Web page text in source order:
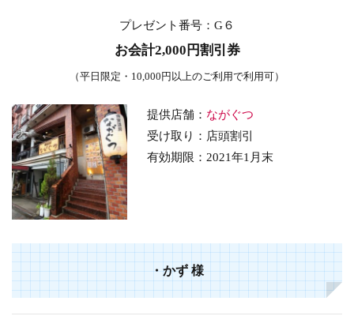
プレゼント番号 ：G６
お会計2,000円割引券
（平日限定・10,000円以上のご利用で利用可）
提供店舗： ながぐつ
受け取り：店頭割引
有効期限：2021年1月末
・かず 様